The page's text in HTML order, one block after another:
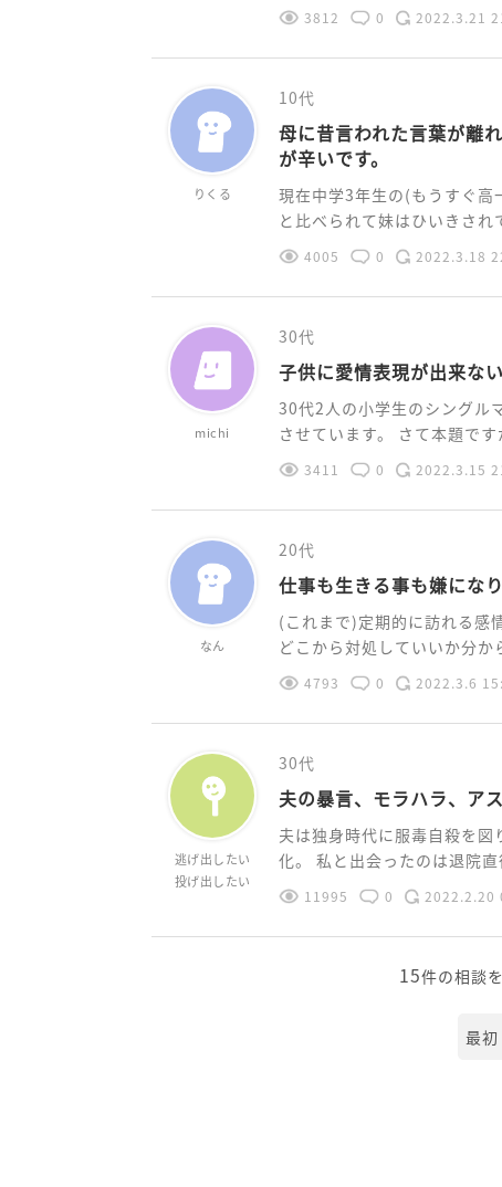
3812 0 2022.3.21
りくる
10代
母に昔言われた言葉が離
が辛いです。
現在中学3年生の(もうすぐ高
と比べられて妹はひいきされ
4005 0 2022.3.18
michi
30代
子供に愛情表現が出来な
30代2人の小学生のシングル
させています。 さて本題で
3411 0 2022.3.15
なん
20代
仕事も生きる事も嫌にな
(これまで)定期的に訪れる感
どこから対処していいか分か
4793 0 2022.3.6
逃げ出したい
投げ出したい
30代
夫の暴言、モラハラ、ア
夫は独身時代に服毒自殺を
化。 私と出会ったのは退院
11995 0 2022.2.20
15件の相談
最初